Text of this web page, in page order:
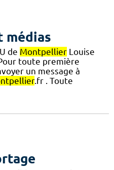
médias
de Montpellier Louise
toute première
un message à
.fr . Toute